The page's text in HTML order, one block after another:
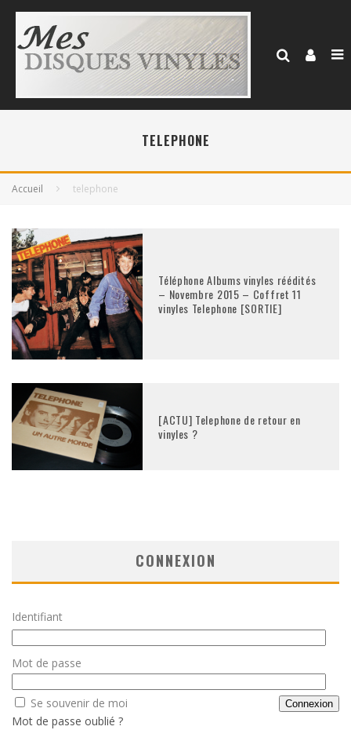
TELEPHONE
Accueil telephone
Téléphone Albums vinyles réédités
– Novembre 2015 – Coffret 11
vinyles Telephone [SORTIE]
[ACTU] Telephone de retour en
vinyles ?
CONNEXION
Identifiant
Mot de passe
Se souvenir de moi
Mot de passe oublié ?